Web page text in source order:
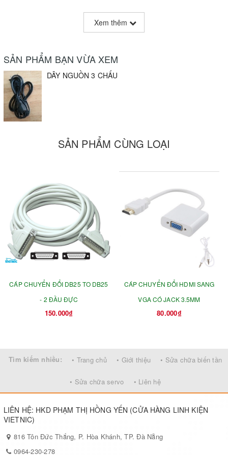
Xem thêm
SẢN PHẨM BẠN VỪA XEM
DÂY NGUỒN 3 CHẤU
SẢN PHẨM CÙNG LOẠI
CÁP CHUYỂN ĐỔI DB25 TO DB25
- 2 ĐẦU ĐỰC
150.000₫
CÁP CHUYỂN ĐỔI HDMI SANG
VGA CÓ JACK 3.5MM
80.000₫
Tìm kiếm nhiều: • Trang chủ • Giới thiệu • Sửa chữa biến tần
• Sửa chữa servo • Liên hệ
LIÊN HỆ: HKD PHẠM THỊ HỒNG YẾN (CỬA HÀNG LINH KIỆN
VIETNIC)
816 Tôn Đức Thắng, P. Hòa Khánh, TP. Đà Nẵng
0964-230-278